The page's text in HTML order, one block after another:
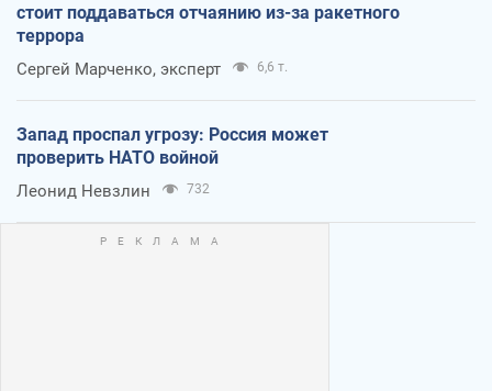
стоит поддаваться отчаянию из-за ракетного
террора
Сергей Марченко, эксперт 6,6 т.
Запад проспал угрозу: Россия может
проверить НАТО войной
Леонид Невзлин 732